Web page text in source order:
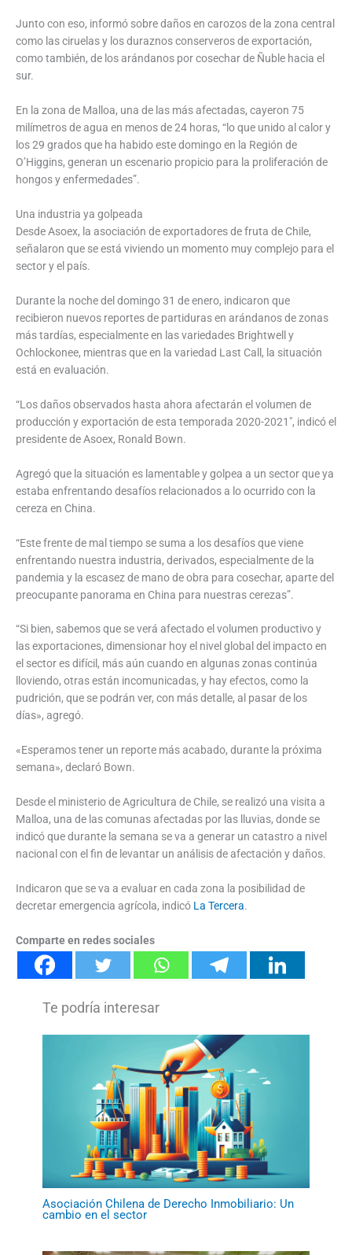
Junto con eso, informó sobre daños en carozos de la zona central
como las ciruelas y los duraznos conserveros de exportación,
como también, de los arándanos por cosechar de Ñuble hacia el
sur.
En la zona de Malloa, una de las más afectadas, cayeron 75
milímetros de agua en menos de 24 horas, “lo que unido al calor y
los 29 grados que ha habido este domingo en la Región de
O’Higgins, generan un escenario propicio para la proliferación de
hongos y enfermedades”.
Una industria ya golpeada
Desde Asoex, la asociación de exportadores de fruta de Chile,
señalaron que se está viviendo un momento muy complejo para el
sector y el país.
Durante la noche del domingo 31 de enero, indicaron que
recibieron nuevos reportes de partiduras en arándanos de zonas
más tardías, especialmente en las variedades Brightwell y
Ochlockonee, mientras que en la variedad Last Call, la situación
está en evaluación.
“Los daños observados hasta ahora afectarán el volumen de
producción y exportación de esta temporada 2020-2021″, indicó el
presidente de Asoex, Ronald Bown.
Agregó que la situación es lamentable y golpea a un sector que ya
estaba enfrentando desafíos relacionados a lo ocurrido con la
cereza en China.
“Este frente de mal tiempo se suma a los desafíos que viene
enfrentando nuestra industria, derivados, especialmente de la
pandemia y la escasez de mano de obra para cosechar, aparte del
preocupante panorama en China para nuestras cerezas”.
“Si bien, sabemos que se verá afectado el volumen productivo y
las exportaciones, dimensionar hoy el nivel global del impacto en
el sector es difícil, más aún cuando en algunas zonas continúa
lloviendo, otras están incomunicadas, y hay efectos, como la
pudrición, que se podrán ver, con más detalle, al pasar de los
días», agregó.
«Esperamos tener un reporte más acabado, durante la próxima
semana», declaró Bown.
Desde el ministerio de Agricultura de Chile, se realizó una visita a
Malloa, una de las comunas afectadas por las lluvias, donde se
indicó que durante la semana se va a generar un catastro a nivel
nacional con el fin de levantar un análisis de afectación y daños.
Indicaron que se va a evaluar en cada zona la posibilidad de
decretar emergencia agrícola, indicó La Tercera.
Comparte en redes sociales
Asociación Chilena de Derecho Inmobiliario: Un
cambio en el sector